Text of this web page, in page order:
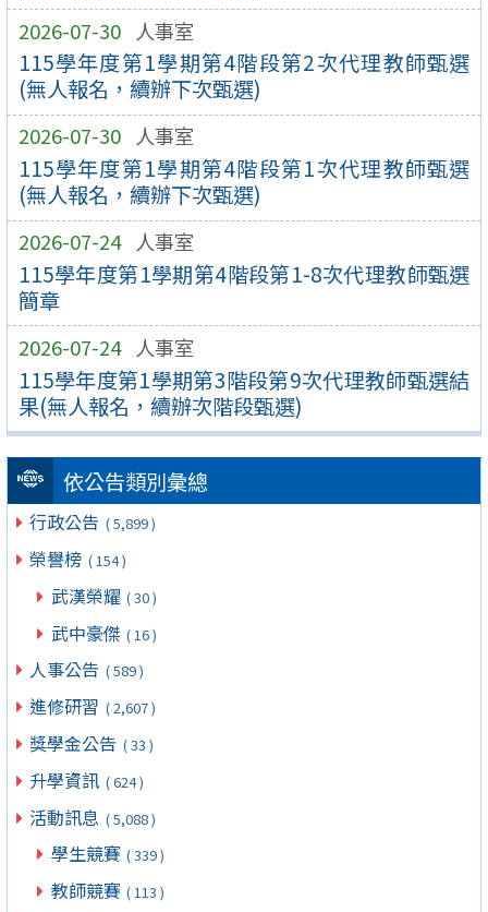
2026-07-30 人事室
115學年度第1學期第4階段第2次代理教師甄選
(無人報名，續辦下次甄選)
2026-07-30 人事室
115學年度第1學期第4階段第1次代理教師甄選
(無人報名，續辦下次甄選)
2026-07-24 人事室
115學年度第1學期第4階段第1-8次代理教師甄選
簡章
2026-07-24 人事室
115學年度第1學期第3階段第9次代理教師甄選結
果(無人報名，續辦次階段甄選)
依公告類別彙總
行政公告 ( 5,899 )
榮譽榜 ( 154 )
武漢榮耀 ( 30 )
武中豪傑 ( 16 )
人事公告 ( 589 )
進修研習 ( 2,607 )
獎學金公告 ( 33 )
升學資訊 ( 624 )
活動訊息 ( 5,088 )
學生競賽 ( 339 )
教師競賽 ( 113 )